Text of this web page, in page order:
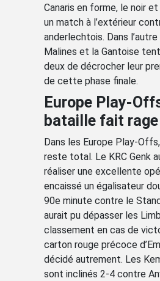
Canaris en forme, le noir
un match à l’extérieur
anderlechtois. Dans l’autre
Malines et la Gantoise
deux de décrocher leur
de cette phase finale.
Europe Play-
bataille fait rage
Dans les Europe Play-
reste total. Le KRC Genk
réaliser une excellente
encaissé un égalisateur
90e minute contre le
aurait pu dépasser les
classement en cas de
carton rouge précoce
décidé autrement. Les
sont inclinés 2-4 contre